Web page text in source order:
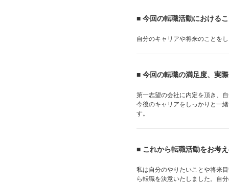
■ 今回の転職活動における
自分のキャリアや将来のことを
■ 今回の転職の満足度、実
第一志望の会社に内定を頂き、
今後のキャリアをしっかりと一
す。
■ これから転職活動をお考
私は自分のやりたいことや将来
ら転職を決意いたしました。自